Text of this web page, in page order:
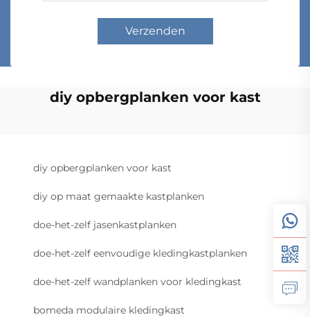
Verzenden
diy opbergplanken voor kast
diy opbergplanken voor kast
diy op maat gemaakte kastplanken
doe-het-zelf jasenkastplanken
doe-het-zelf eenvoudige kledingkastplanken
doe-het-zelf wandplanken voor kledingkast
bomeda modulaire kledingkast